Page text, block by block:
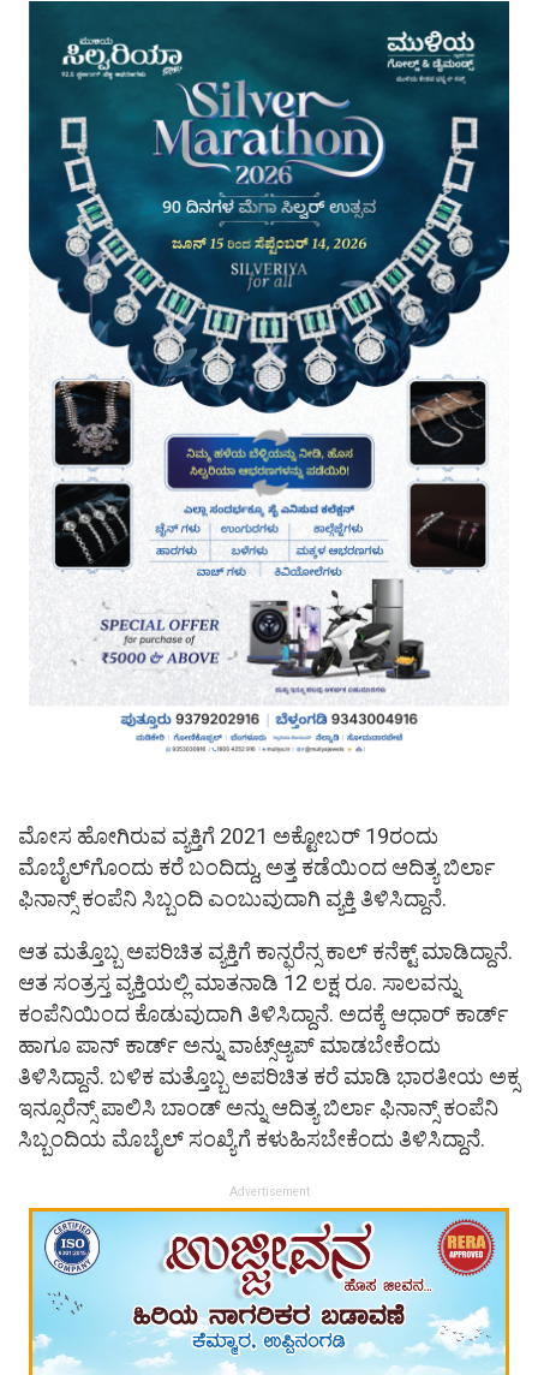
ಮೋಸ ಹೋಗಿರುವ ವ್ಯಕ್ತಿಗೆ 2021 ಅಕ್ಟೋಬರ್ 19ರಂದು
ಮೊಬೈಲ್‌ಗೊಂದು ಕರೆ ಬಂದಿದ್ದು, ಅತ್ತ ಕಡೆಯಿಂದ ಆದಿತ್ಯ ಬಿರ್ಲಾ
ಫಿನಾನ್ಸ್ ಕಂಪೆನಿ ಸಿಬ್ಬಂದಿ ಎಂಬುವುದಾಗಿ ವ್ಯಕ್ತಿ ತಿಳಿಸಿದ್ದಾನೆ.
ಆತ ಮತ್ತೊಬ್ಬ ಅಪರಿಚಿತ ವ್ಯಕ್ತಿಗೆ ಕಾನ್ಫರೆನ್ಸ ಕಾಲ್ ಕನೆಕ್ಟ್ ಮಾಡಿದ್ದಾನೆ.
ಆತ ಸಂತ್ರಸ್ತ ವ್ಯಕ್ತಿಯಲ್ಲಿ ಮಾತನಾಡಿ 12 ಲಕ್ಷ ರೂ. ಸಾಲವನ್ನು
ಕಂಪೆನಿಯಿಂದ ಕೊಡುವುದಾಗಿ ತಿಳಿಸಿದ್ದಾನೆ. ಅದಕ್ಕೆ ಆಧಾರ್ ಕಾರ್ಡ್
ಹಾಗೂ ಪಾನ್ ಕಾರ್ಡ್ ಅನ್ನು ವಾಟ್ಸ್‌ಆ್ಯಪ್ ಮಾಡಬೇಕೆಂದು
ತಿಳಿಸಿದ್ದಾನೆ. ಬಳಿಕ ಮತ್ತೊಬ್ಬ ಅಪರಿಚಿತ ಕರೆ ಮಾಡಿ ಭಾರತೀಯ ಅಕ್ಸ
ಇನ್ಸೂರೆನ್ಸ್ ಪಾಲಿಸಿ ಬಾಂಡ್ ಅನ್ನು ಆದಿತ್ಯ ಬಿರ್ಲಾ ಫಿನಾನ್ಸ್ ಕಂಪೆನಿ
ಸಿಬ್ಬಂದಿಯ ಮೊಬೈಲ್ ಸಂಖ್ಯೆಗೆ ಕಳುಹಿಸಬೇಕೆಂದು ತಿಳಿಸಿದ್ದಾನೆ.
Advertisement